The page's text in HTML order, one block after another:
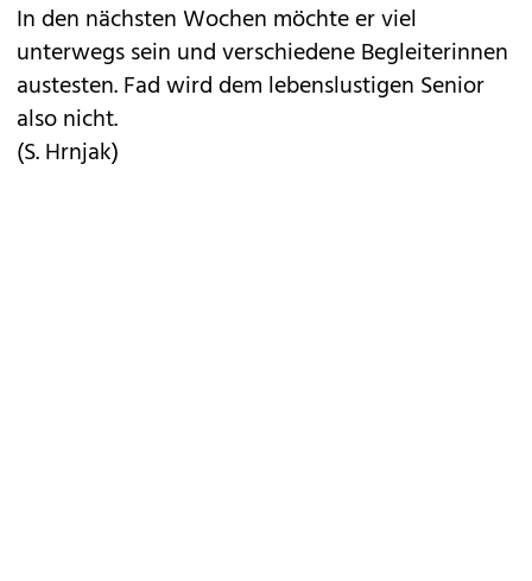
In den nächsten Wochen möchte er viel
unterwegs sein und verschiedene Begleiterinnen
austesten. Fad wird dem lebenslustigen Senior
also nicht.
(S. Hrnjak)